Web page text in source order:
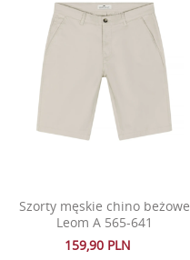
Szorty męskie chino beżowe
Leom A 565-641
159,90 PLN